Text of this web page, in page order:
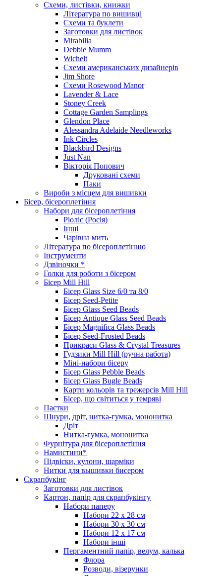
Схеми, листівки, книжки
Література по вишивці
Схеми та буклети
Заготовки для листівок
Mirabilia
Debbie Mumm
Wichelt
Схеми американських дизайнерів
Jim Shore
Cхеми Rosewood Manor
Lavender & Lace
Stoney Creek
Cottage Garden Samplings
Glendon Place
Alessandra Adelaide Needleworks
Ink Circles
Blackbird Designs
Just Nan
Вікторія Попович
Друковані схеми
Паки
Вироби з місцем для вишивки
Бісер, бісероплетіння
Набори для бісероплетіння
Ріоліс (Росія)
Інші
Чарівна мить
Література по бісероплетінню
Інструменти
Дзвіночки *
Голки для роботи з бісером
Бісер Mill Hill
Бісер Glass Size 6/0 та 8/0
Бісер Seed-Petite
Бісер Glass Seed Beads
Бісер Antique Glass Seed Beads
Бісер Magnifica Glass Beads
Бісер Seed-Frosted Beads
Прикраси Glass & Crystal Treasures
Гудзики Mill Hill (ручна работа)
Міні-набори бісеру
Бісер Glass Pebble Beads
Бісер Glass Bugle Beads
Карти кольорів та трежерсів Mill Hill
Бісер, що світиться у темряві
Паєтки
Шнури, дріт, нитка-гумка, мононитка
Дріт
Нитка-гумка, мононитка
Фурнітура для бісероплетіння
Намистини*
Підвіски, кулони, шарміки
Нитки для вышивки бисером
Скрапбукінг
Заготовки для листівок
Картон, папір для скрапбукінгу
Набори паперу
Набори 22 х 28 см
Набори 30 х 30 см
Набори 12 х 17 см
Набори інші
Пергаментний папір, велум, калька
Флора
Розводи, візерунки